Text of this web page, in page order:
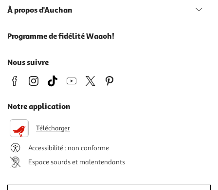
À propos d'Auchan
Programme de fidélité Waaoh!
Nous suivre
Notre application
Télécharger
Accessibilité : non conforme
Espace sourds et malentendants